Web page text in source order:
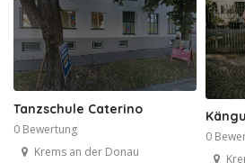
Tanzschule Caterino
0 Bewertung
Krems an der Donau
0